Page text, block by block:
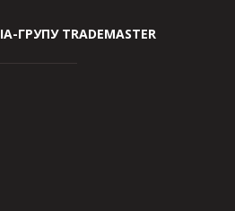
ГРУПУ TRADEMASTER